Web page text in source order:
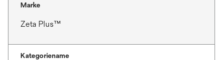
Marke
Zeta Plus™
Kategoriename